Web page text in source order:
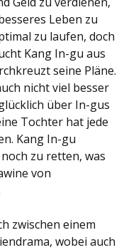
Leben zu
zu laufen, doch
Kang In-gu aus
seine Pläne.
nicht viel besser
über In-gus
Tochter hat jede
Kang In-gu
zu retten, was
von
zwischen einem
wobei auch